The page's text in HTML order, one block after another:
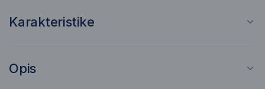
Karakteristike
Opis